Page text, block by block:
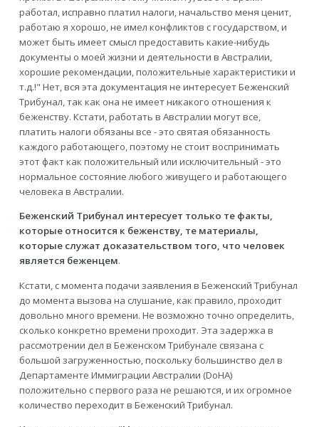
работал, исправно платил налоги, начальство меня ценит,
работаю я хорошо, не имел конфликтов с государством, и
может быть имеет смысл предоставить какие-нибудь
документы о моей жизни и деятельности в Австралии,
хорошие рекомендации, положительные характеристики и
т.д.!" Нет, вся эта документация не интересует Беженский
Трибунал, так как она не имеет никакого отношения к
беженству. Кстати, работать в Австралии могут все,
платить налоги обязаны все - это святая обязанность
каждого работающего, поэтому не стоит воспринимать
этот факт как положительный или исключительный - это
нормальное состояние любого живущего и работающего
человека в Австралии.
Беженский Трибунал интересует только те факты,
которые относится к беженству, те материалы,
которые служат доказательством того, что человек
является беженцем.
Кстати, с момента подачи заявления в Беженский Трибунал
до момента вызова на слушание, как правило, проходит
довольно много времени. Не возможно точно определить,
сколько конкретно времени проходит. Эта задержка в
рассмотрении дел в Беженском Трибунале связана с
большой загруженностью, поскольку большинство дел в
Департаменте Иммиграции Австралии (DoHA)
положительно с первого раза не решаются, и их огромное
количество переходит в Беженский Трибунал.